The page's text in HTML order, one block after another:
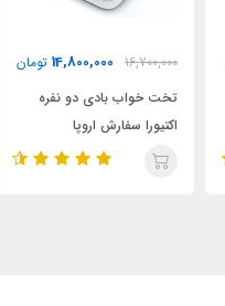
13,000,000
12,500,000 تومان
تخت خواب بادی یک نفره
6713G